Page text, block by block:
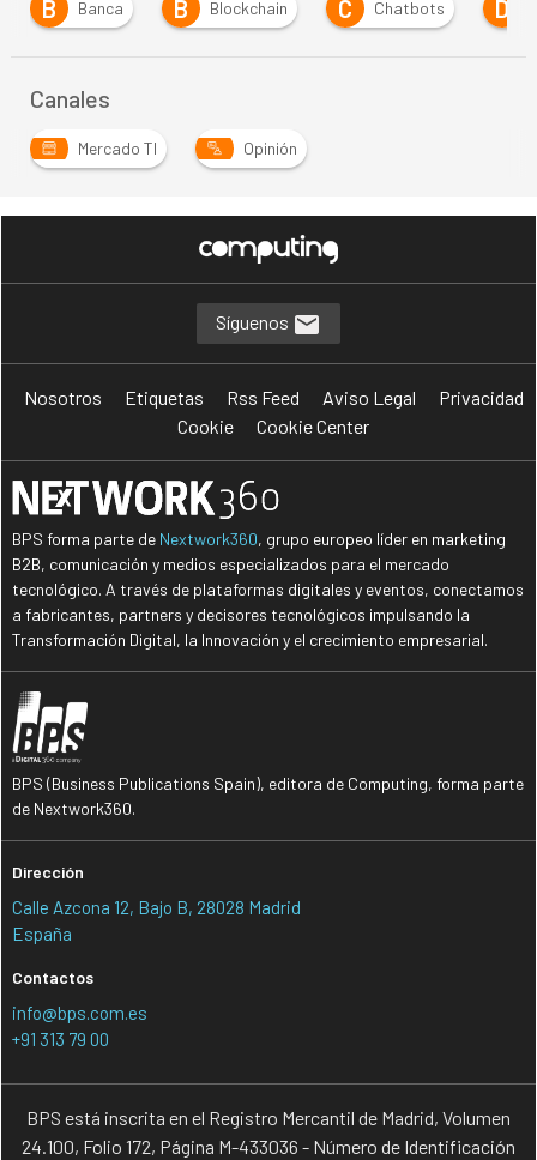
B Blockchain C Chatbots D Digitalización
Canales
Mercado TI Opinión
Síguenos
Nosotros Etiquetas Rss Feed Aviso Legal
Privacidad
Cookie
Cookie Center
BPS forma parte de Nextwork360, grupo europeo líder en marketing
B2B, comunicación y medios especializados para el mercado
tecnológico. A través de plataformas digitales y eventos, conectamos
a fabricantes, partners y decisores tecnológicos impulsando la
Transformación Digital, la Innovación y el crecimiento empresarial.
BPS (Business Publications Spain), editora de Computing, forma parte
de Nextwork360.
Dirección
Calle Azcona 12, Bajo B, 28028 Madrid
España
Contactos
info@bps.com.es
+91 313 79 00
BPS está inscrita en el Registro Mercantil de Madrid, Volumen
24.100, Folio 172, Página M-433036 - Número de Identificación